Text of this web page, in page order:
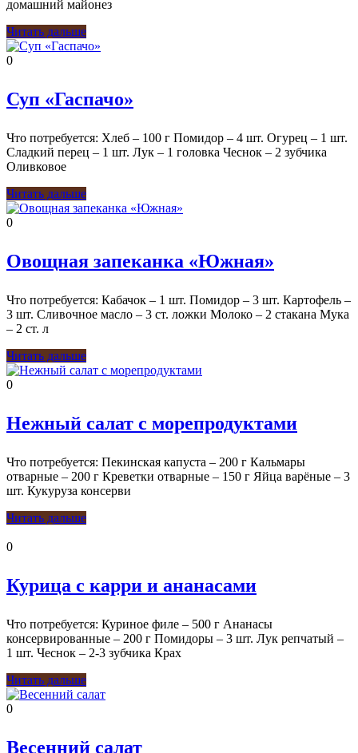
домашний майонез
Читать дальше
0
Суп «Гаспачо»
Что потребуется: Хлеб – 100 г Помидор – 4 шт. Огурец – 1 шт.
Сладкий перец – 1 шт. Лук – 1 головка Чеснок – 2 зубчика
Оливковое
Читать дальше
0
Овощная запеканка «Южная»
Что потребуется: Кабачок – 1 шт. Помидор – 3 шт. Картофель –
3 шт. Сливочное масло – 3 ст. ложки Молоко – 2 стакана Мука
– 2 ст. л
Читать дальше
0
Нежный салат с морепродуктами
Что потребуется: Пекинская капуста – 200 г Кальмары
отварные – 200 г Креветки отварные – 150 г Яйца варёные – 3
шт. Кукуруза консерви
Читать дальше
0
Курица с карри и ананасами
Что потребуется: Куриное филе – 500 г Ананасы
консервированные – 200 г Помидоры – 3 шт. Лук репчатый –
1 шт. Чеснок – 2-3 зубчика Крах
Читать дальше
0
Весенний салат